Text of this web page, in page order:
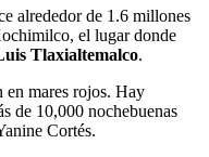
alrededor de 1.6 millones
el lugar donde
Tlaxialtemalco.
en mares rojos. Hay
de 10,000 nochebuenas
Cortés.